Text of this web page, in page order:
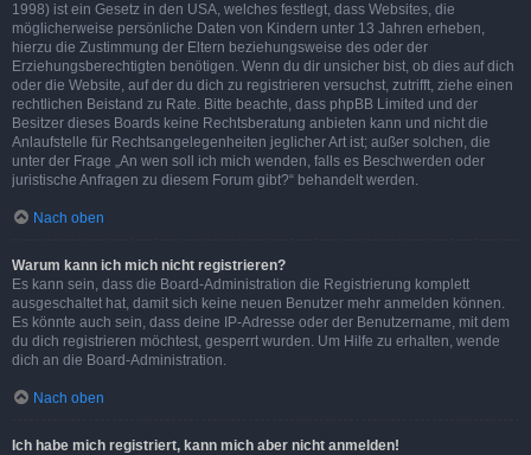
1998) ist ein Gesetz in den USA, welches festlegt, dass Websites, die
möglicherweise persönliche Daten von Kindern unter 13 Jahren erheben,
hierzu die Zustimmung der Eltern beziehungsweise des oder der
Erziehungsberechtigten benötigen. Wenn du dir unsicher bist, ob dies auf dich
oder die Website, auf der du dich zu registrieren versuchst, zutrifft, ziehe einen
rechtlichen Beistand zu Rate. Bitte beachte, dass phpBB Limited und der
Besitzer dieses Boards keine Rechtsberatung anbieten kann und nicht die
Anlaufstelle für Rechtsangelegenheiten jeglicher Art ist; außer solchen, die
unter der Frage „An wen soll ich mich wenden, falls es Beschwerden oder
juristische Anfragen zu diesem Forum gibt?“ behandelt werden.
Nach oben
Warum kann ich mich nicht registrieren?
Es kann sein, dass die Board-Administration die Registrierung komplett
ausgeschaltet hat, damit sich keine neuen Benutzer mehr anmelden können.
Es könnte auch sein, dass deine IP-Adresse oder der Benutzername, mit dem
du dich registrieren möchtest, gesperrt wurden. Um Hilfe zu erhalten, wende
dich an die Board-Administration.
Nach oben
Ich habe mich registriert, kann mich aber nicht anmelden!